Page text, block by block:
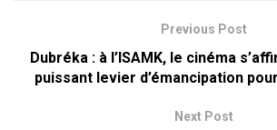
Previous Post
Dubréka : à l’ISAMK, le cinéma
puissant levier d’émancipation
Next Post